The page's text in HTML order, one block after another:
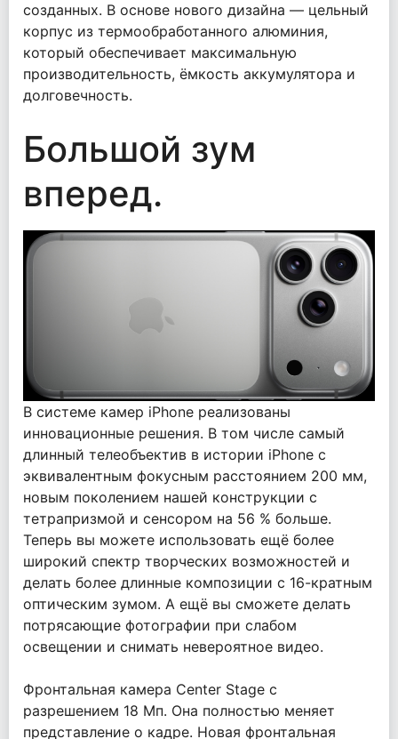
созданных. В основе нового дизайна — цельный
корпус из термообработанного алюминия,
который обеспечивает максимальную
производительность, ёмкость аккумулятора и
долговечность.
Большой зум
вперед.
В системе камер iPhone реализованы
инновационные решения. В том числе самый
длинный телеобъектив в истории iPhone с
эквивалентным фокусным расстоянием 200 мм,
новым поколением нашей конструкции с
тетрапризмой и сенсором на 56 % больше.
Теперь вы можете использовать ещё более
широкий спектр творческих возможностей и
делать более длинные композиции с 16-кратным
оптическим зумом. А ещё вы сможете делать
потрясающие фотографии при слабом
освещении и снимать невероятное видео.
Фронтальная камера Center Stage с
разрешением 18 Мп. Она полностью меняет
представление о кадре. Новая фронтальная